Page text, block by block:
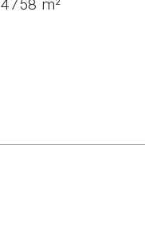
4758 m²